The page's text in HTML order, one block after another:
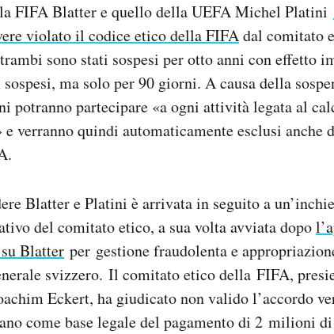
FIFA Blatter e quello della UEFA Michel Platini
violato il codice etico della FIFAdal comitato
sono stati sospesi per otto anni con effetto
ma solo per 90 giorni. A causa della
potranno partecipare «a ogni attività legata al
verranno quindi automaticamente esclusi anche
Blatter e Platini è arrivata in seguito a
del comitato etico, a sua volta avviata dopo
Blatter per gestione fraudolenta e
svizzero. Il comitato etico della FIFA,
Eckert, ha giudicato non valido l’accordo
come base legale del pagamento di 2 milioni